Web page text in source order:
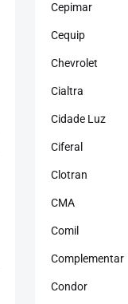
Cepimar
Cequip
Chevrolet
Cialtra
Cidade Luz
Ciferal
Clotran
CMA
Comil
Complementar
Condor